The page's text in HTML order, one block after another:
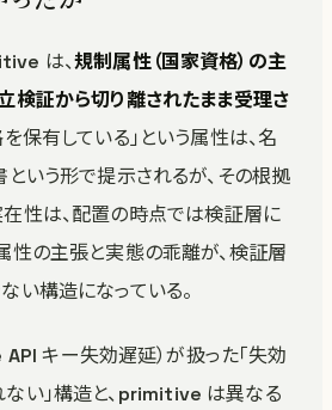
は、規制属性（国家資格）の主
検証から切り離されたまま受理さ
を保有している」という属性は、名
という形で提示されるが、その根拠
性は、配置の時点では検証層に
性の主張と実態の乖離が、検証層
い構造になっている。
API キー失効遅延）が扱った「失効
い」構造と、primitive は異なる